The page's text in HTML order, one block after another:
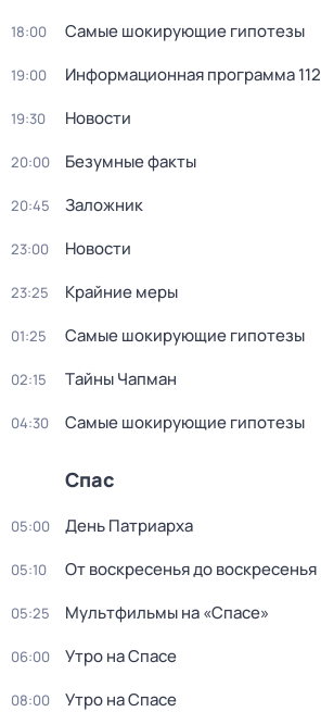
18:00 Самые шoкиpующие гипотезы
19:00 Информационная программа 112
19:30 Новости
20:00 Безумные факты
20:45 Заложник
23:00 Новости
23:25 Крайние меры
01:25 Самые шoкиpующие гипотезы
02:15 Тaйны Чапман
04:30 Самые шoкиpующие гипотезы
Спас
05:00 День Патриарха
05:10 От воскресенья до воскресенья
05:25 Мультфильмы на «Спасе»
06:00 Утро на Спасе
08:00 Утро на Спасе